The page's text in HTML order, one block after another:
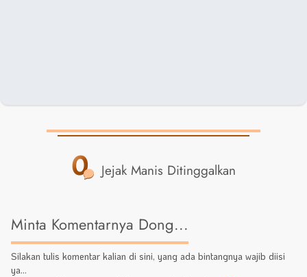
0 Jejak Manis Ditinggalkan
Minta Komentarnya Dong...
Silakan tulis komentar kalian di sini, yang ada bintangnya wajib diisi
ya...